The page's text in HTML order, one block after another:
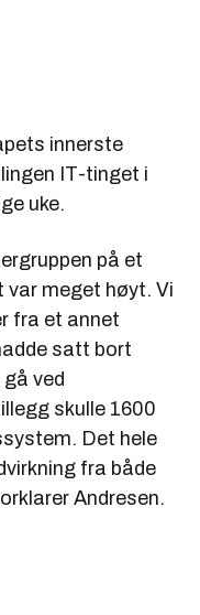
innerste
IT-tinget i
uke.
på et
meget høyt. Vi
fra et annet
satt bort
ved
skulle 1600
Det hele
fra både
Andresen.